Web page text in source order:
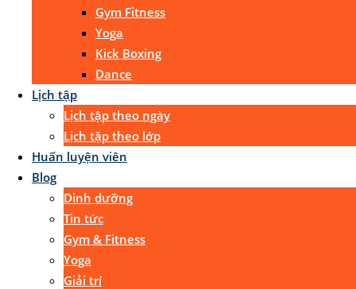
Gym Fitness
Yoga
Kick Boxing
Dance
Lịch tập
Lịch tập theo ngày
Lịch tập theo lớp
Huấn luyện viên
Blog
Dinh dưỡng
Tin tức
Gym & Fitness
Yoga
Giải trí